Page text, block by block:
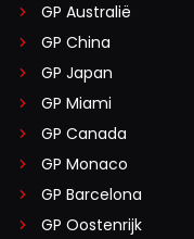
GP Australië
GP China
GP Japan
GP Miami
GP Canada
GP Monaco
GP Barcelona
GP Oostenrijk